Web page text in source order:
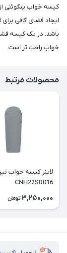
ایجاد فضای کافی
باشد. در یک کیسه
خواب راحت تر است.
محصولات مرتبط
لاینر کیسه خواب
CNH22SD016
3,250,000 تومان